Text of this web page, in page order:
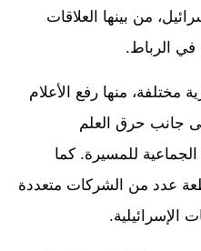
من بينها العلاقات
في الرباط.
مختلفة، منها رفع الأعلام
جانب حرق العلم
للمسيرة. كما
عدد من الشركات متعددة
الإسرائيلية.